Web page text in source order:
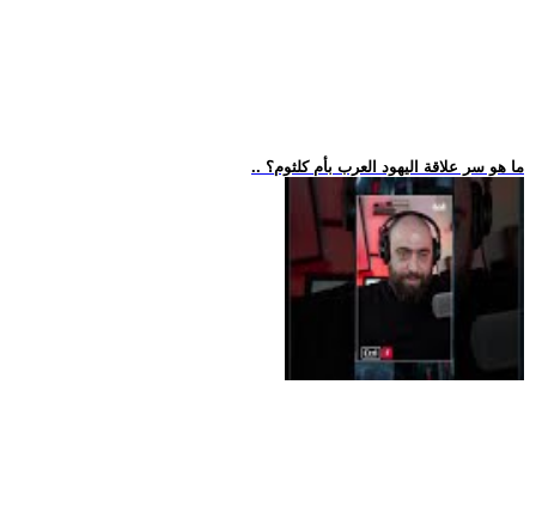
.. ما هو سر علاقة اليهود العرب بأم كلثوم؟